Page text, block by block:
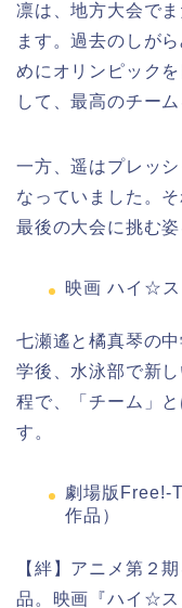
凛は、地方大会で
ます。過去のしが
めにオリンピック
して、最高のチー
一方、遥はプレッ
なっていました。
最後の大会に挑む姿
映画 ハイ☆
七瀬遙と橘真琴の
学後、水泳部で新
程で、「チーム」
す。
劇場版Free!-
作品）
【絆】アニメ第２
品。映画『ハイ☆ス